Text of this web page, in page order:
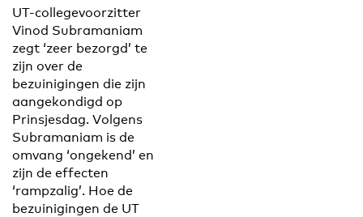
UT-collegevoorzitter
Vinod Subramaniam
zegt ‘zeer bezorgd’ te
zijn over de
bezuinigingen die zijn
aangekondigd op
Prinsjesdag. Volgens
Subramaniam is de
omvang ‘ongekend’ en
zijn de effecten
‘rampzalig’. Hoe de
bezuinigingen de UT